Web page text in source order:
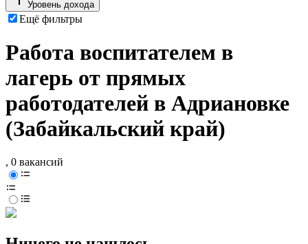
Уровень дохода
Ещё фильтры
Работа воспитателем в
лагерь от прямых
работодателей в Адриановке
(Забайкальский край)
, 0 вакансий